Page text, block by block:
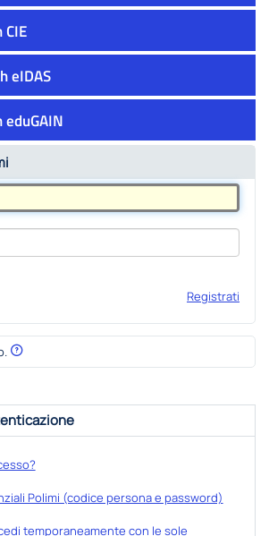
eIDAS
Registrati
Polimi (codice persona e password)
temporaneamente con le sole